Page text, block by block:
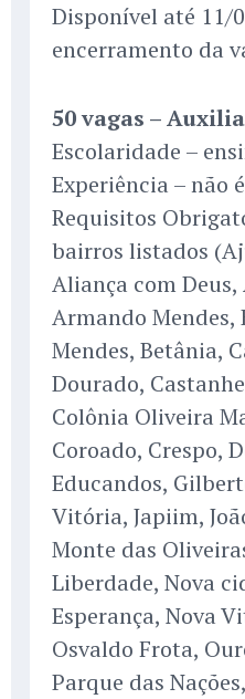
Disponível até 11/
encerramento da
50 vagas –
Escolaridade –
Experiência – não
Requisitos
bairros listados
Aliança com
Armando Mendes,
Mendes, Betânia,
Dourado,
Colônia Oliveira
Coroado, Crespo,
Educandos,
Vitória, Japiim,
Monte das
Liberdade, Nova
Esperança, Nova
Osvaldo Frota,
Parque das